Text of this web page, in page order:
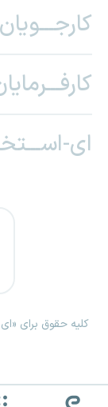
کارجـــویان
ای-
کلیه حقوق برای